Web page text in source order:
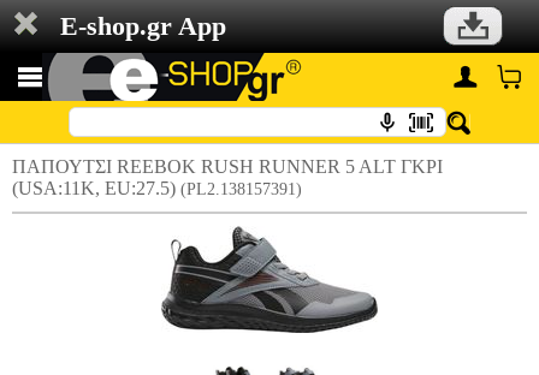
E-shop.gr App
ΠΑΠΟΥΤΣΙ REEBOK RUSH RUNNER 5 ALT ΓΚΡΙ
(USA:11Κ, EU:27.5) (PL2.138157391)